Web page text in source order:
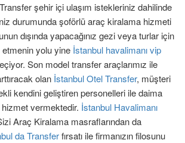
şehir içi ulaşım istekleriniz dahilinde
durumunda şoförlü araç kiralama hizmeti
dışında yapacağınız gezi veya turlar için
yolu yine İstanbul havalimanı vip
Son model transfer araçlarımız ile
olan İstanbul Otel Transfer, müşteri
kendini geliştiren personelleri ile daima
hizmet vermektedir. İstanbul Havalimanı
Araç Kiralama masraflarından da
da Transferfırsatı ile firmanızın filosunu